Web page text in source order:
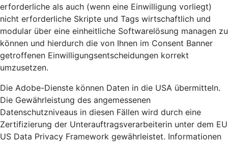
erforderliche als auch (wenn eine Einwilligung vorliegt)
nicht erforderliche Skripte und Tags wirtschaftlich und
modular über eine einheitliche Softwarelösung managen zu
können und hierdurch die von Ihnen im Consent Banner
getroffenen Einwilligungsentscheidungen korrekt
umzusetzen.
Die Adobe-Dienste können Daten in die USA übermitteln.
Die Gewährleistung des angemessenen
Datenschutzniveaus in diesen Fällen wird durch eine
Zertifizierung der Unterauftragsverarbeiterin unter dem EU
US Data Privacy Framework gewährleistet. Informationen